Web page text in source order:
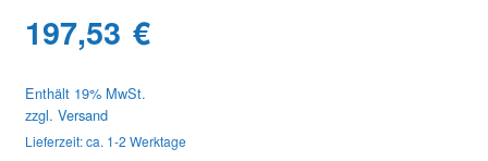
197,53 €
Enthält 19% MwSt.
zzgl. Versand
Lieferzeit: ca. 1-2 Werktage